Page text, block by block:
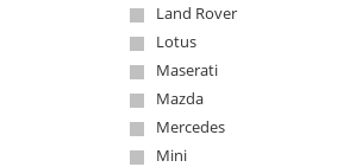
Land Rover
Lotus
Maserati
Mazda
Mercedes
Mini